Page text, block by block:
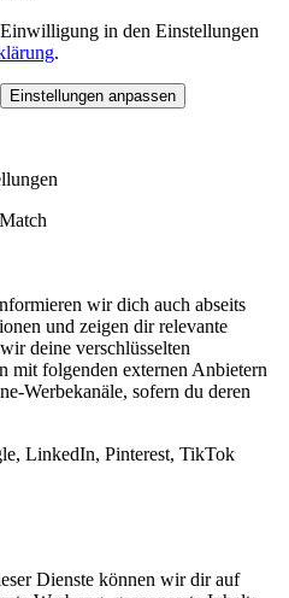
in den Einstellungen
.
Einstellungen anpassen
wir dich auch abseits
und zeigen dir relevante
deine verschlüsselten
mit folgenden externen Anbietern
Werbekanäle, sofern du deren
LinkedIn, Pinterest, TikTok
Dienste können wir dir auf